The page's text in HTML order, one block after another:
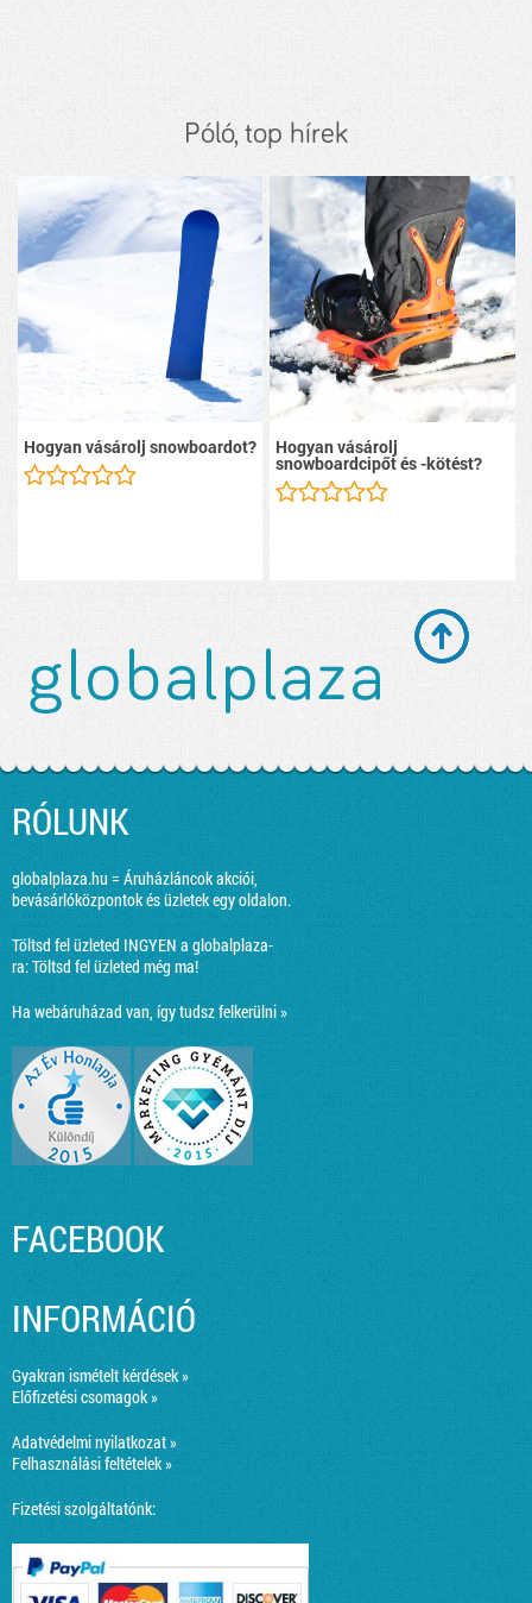
Póló, top hírek
Hogyan vásárolj snowboardot? Hogyan vásárolj
snowboardcipőt és -kötést?
RÓLUNK
globalplaza.hu = Áruházláncok akciói,
bevásárlóközpontok és üzletek egy oldalon.
Töltsd fel üzleted INGYEN a globalplaza-
ra:Töltsd fel üzleted még ma!
Ha webáruházad van, így tudsz felkerülni »
FACEBOOK
INFORMÁCIÓ
Gyakran ismételt kérdések »
Előfizetési csomagok »
Adatvédelmi nyilatkozat »
Felhasználási feltételek »
Fizetési szolgáltatónk: